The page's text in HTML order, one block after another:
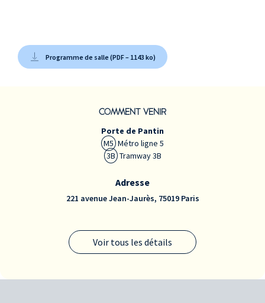
Programme de salle (PDF – 1143 ko)
COMMENT VENIR
Voir tous les détails
Porte de Pantin
M5 Métro ligne 5
3B Tramway 3B
Adresse
221 avenue Jean-Jaurès, 75019 Paris